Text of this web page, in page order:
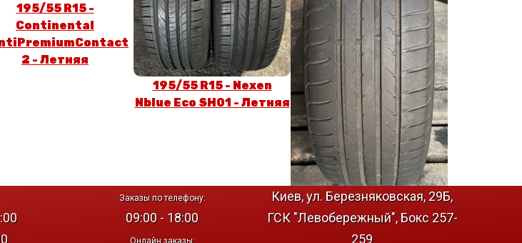
195/55 R15 -
Continental
2 - Летняя
195/55 R15 - Nexen
Nblue Eco SH01 - Летняя
195/55 R15 - Goodyear
Efficient Grip - Летняя
Заказы по телефону:
09:00 - 18:00
Онлайн заказы:
Киев, ул. Березняковская, 29Б,
ГСК "Левобережный", Бокс 257-
259